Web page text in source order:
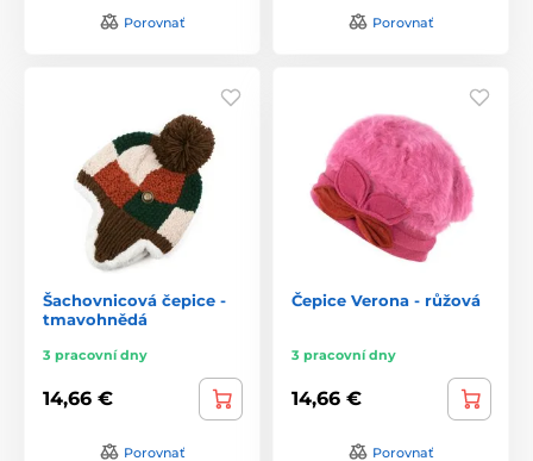
Porovnať Porovnať
Šachovnicová čepice -
tmavohnědá
3 pracovní dny
14,66 €
Porovnať
Čepice Verona - růžová
3 pracovní dny
14,66 €
Porovnať